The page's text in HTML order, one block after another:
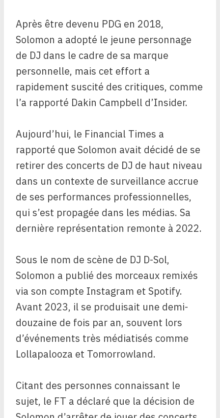
Après être devenu PDG en 2018,
Solomon a adopté le jeune personnage
de DJ dans le cadre de sa marque
personnelle, mais cet effort a
rapidement suscité des critiques, comme
l’a rapporté Dakin Campbell d’Insider.
Aujourd’hui, le Financial Times a
rapporté que Solomon avait décidé de se
retirer des concerts de DJ de haut niveau
dans un contexte de surveillance accrue
de ses performances professionnelles,
qui s’est propagée dans les médias. Sa
dernière représentation remonte à 2022.
Sous le nom de scène de DJ D-Sol,
Solomon a publié des morceaux remixés
via son compte Instagram et Spotify.
Avant 2023, il se produisait une demi-
douzaine de fois par an, souvent lors
d’événements très médiatisés comme
Lollapalooza et Tomorrowland.
Citant des personnes connaissant le
sujet, le FT a déclaré que la décision de